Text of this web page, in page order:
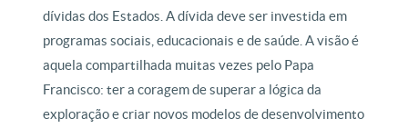
dívidas dos Estados. A dívida deve ser investida em
programas sociais, educacionais e de saúde. A visão é
aquela compartilhada muitas vezes pelo Papa
Francisco: ter a coragem de superar a lógica da
exploração e criar novos modelos de desenvolvimento